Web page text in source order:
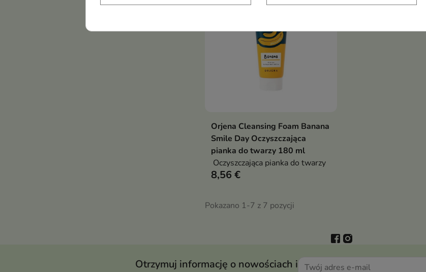
Pokaż szczegóły
Orjena Cleansing Foam Banana
Smile Day Oczyszczająca
pianka do twarzy 180 ml
Oczyszczająca pianka do twarzy
8,56 €
Pokazano 1-7 z 7 pozycji
Otrzymuj informację o nowościach i